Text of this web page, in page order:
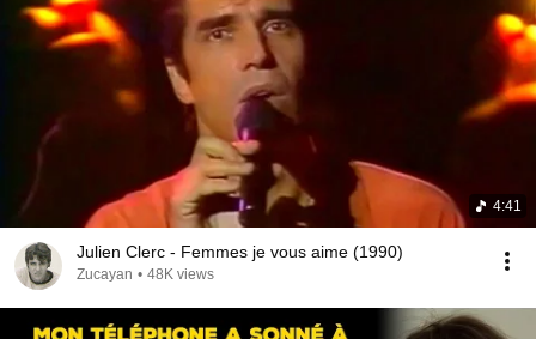
4:41
Julien Clerc - Femmes je vous aime (1990)
Zucayan • 48K views